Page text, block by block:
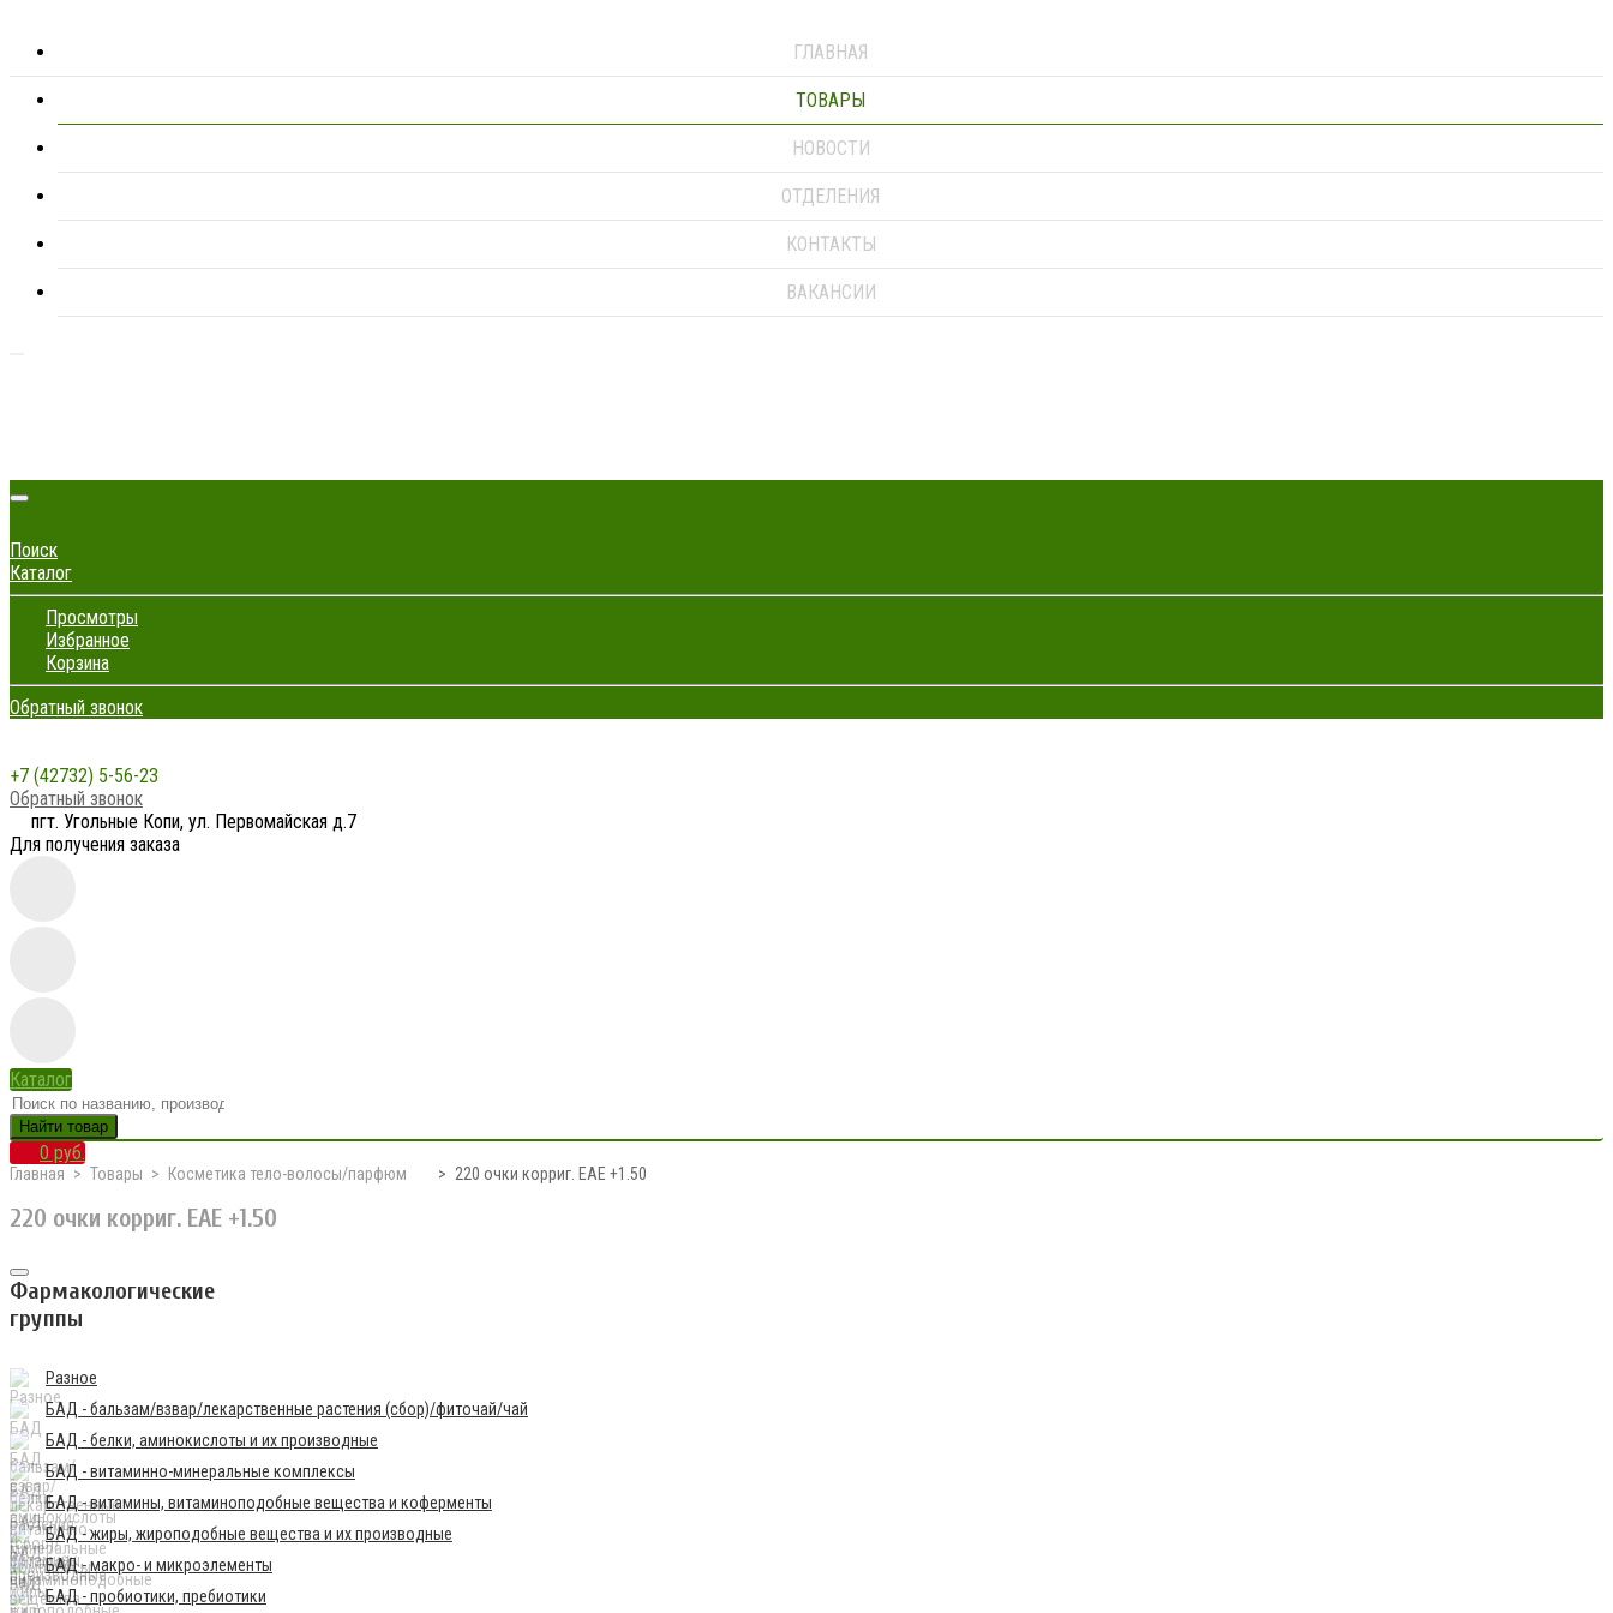
ГЛАВНАЯ
ТОВАРЫ
НОВОСТИ
ОТДЕЛЕНИЯ
КОНТАКТЫ
ВАКАНСИИ
Поиск
Каталог
Просмотры
Избранное
Корзина
Обратный звонок
+7 (42732) 5-56-23
Обратный звонок
пгт. Угольные Копи, ул. Первомайская д.7
Для получения заказа
Каталог
Найти товар
0 руб.
Главная Товары Косметика тело-волосы/парфюм 220 очки корриг. EAE +1.50
220 очки корриг. EAE +1.50
Фармакологические
группы
Разное
БАД - бальзам/взвар/лекарственные растения (сбор)/фиточай/чай
БАД - белки, аминокислоты и их производные
БАД - витаминно-минеральные комплексы
БАД - витамины, витаминоподобные вещества и коферменты
БАД - жиры, жироподобные вещества и их производные
БАД - макро- и микроэлементы
БАД - пробиотики, пребиотики